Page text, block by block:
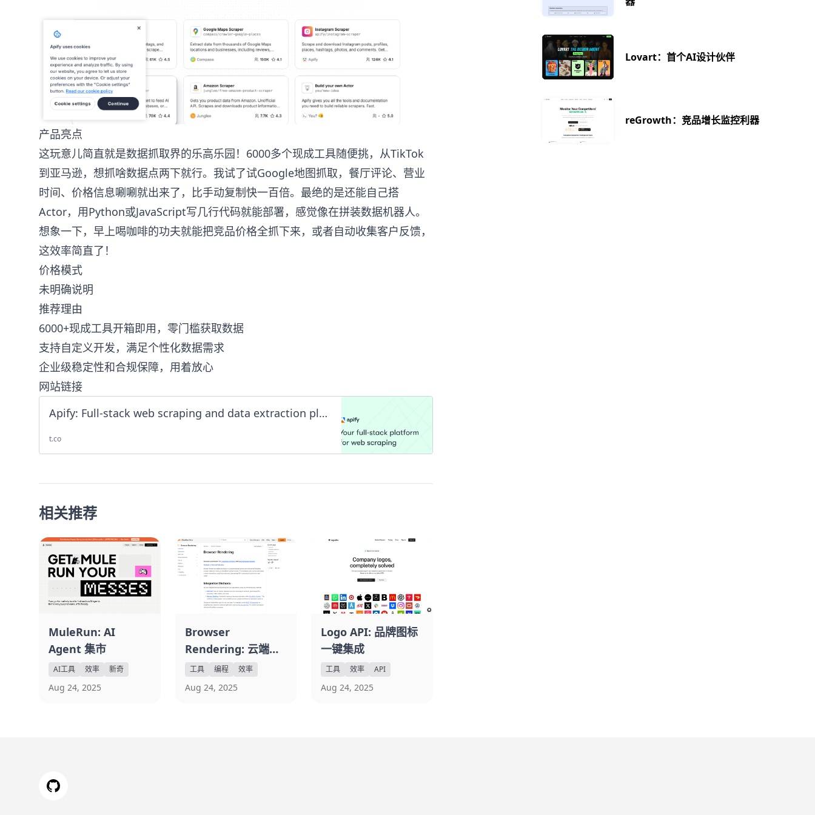
产品亮点
这玩意儿简直就是数据抓取界的乐高乐园！6000多个现成工具随便挑，从TikTok
到亚马逊，想抓啥数据点两下就行。我试了试Google地图抓取，餐厅评论、营业
时间、价格信息唰唰就出来了，比手动复制快一百倍。最绝的是还能自己搭
Actor，用Python或JavaScript写几行代码就能部署，感觉像在拼装数据机器人。
想象一下，早上喝咖啡的功夫就能把竞品价格全抓下来，或者自动收集客户反馈，
这效率简直了！
价格模式
未明确说明
推荐理由
6000+现成工具开箱即用，零门槛获取数据
支持自定义开发，满足个性化数据需求
企业级稳定性和合规保障，用着放心
网站链接
Apify: Full-stack web scraping and data extraction platform
t.co
相关推荐
MuleRun: AI
Agent 集市
AI工具 效率 新奇
Aug 24, 2025
Browser
Rendering: 云端无
头浏览器操控
工具 编程 效率
Aug 24, 2025
Logo API: 品牌图标
一键集成
工具 效率 API
Aug 24, 2025
Lovart：首个AI设计伙伴
reGrowth：竞品增长监控利器